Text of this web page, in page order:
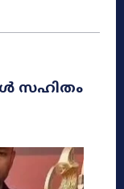
സഹിതം